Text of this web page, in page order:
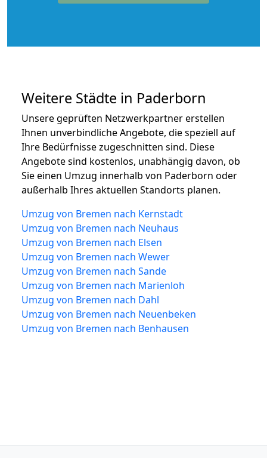
Weitere Städte in Paderborn
Unsere geprüften Netzwerkpartner erstellen
Ihnen unverbindliche Angebote, die speziell auf
Ihre Bedürfnisse zugeschnitten sind. Diese
Angebote sind kostenlos, unabhängig davon, ob
Sie einen Umzug innerhalb von Paderborn oder
außerhalb Ihres aktuellen Standorts planen.
Umzug von Bremen nach Kernstadt
Umzug von Bremen nach Neuhaus
Umzug von Bremen nach Elsen
Umzug von Bremen nach Wewer
Umzug von Bremen nach Sande
Umzug von Bremen nach Marienloh
Umzug von Bremen nach Dahl
Umzug von Bremen nach Neuenbeken
Umzug von Bremen nach Benhausen